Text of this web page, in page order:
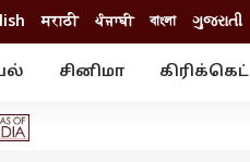
मराठी ਪੰਜਾਬੀ বাংলা ગુજરાતી
சினிமா கிரிக்கெட்